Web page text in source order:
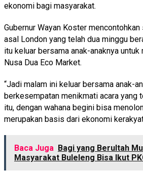
ekonomi bagi masyarakat.
Gubernur Wayan Koster
asal London yang telah dua minggu
itu keluar bersama anak-anaknya
Nusa Dua Eco Market.
“Jadi malam ini keluar bersama anak-
berkesempatan menikmati acara yang
itu, dengan wahana begini bisa
merupakan basis dari ekonomi
Baca Juga Bagi yang Berultah
Masyarakat Buleleng Bisa Ikut